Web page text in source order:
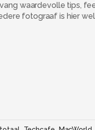
waardevolle tips,
fotograaf is hier